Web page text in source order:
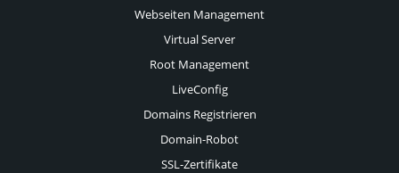
Webseiten Management
Virtual Server
Root Management
LiveConfig
Domains Registrieren
Domain-Robot
SSL-Zertifikate